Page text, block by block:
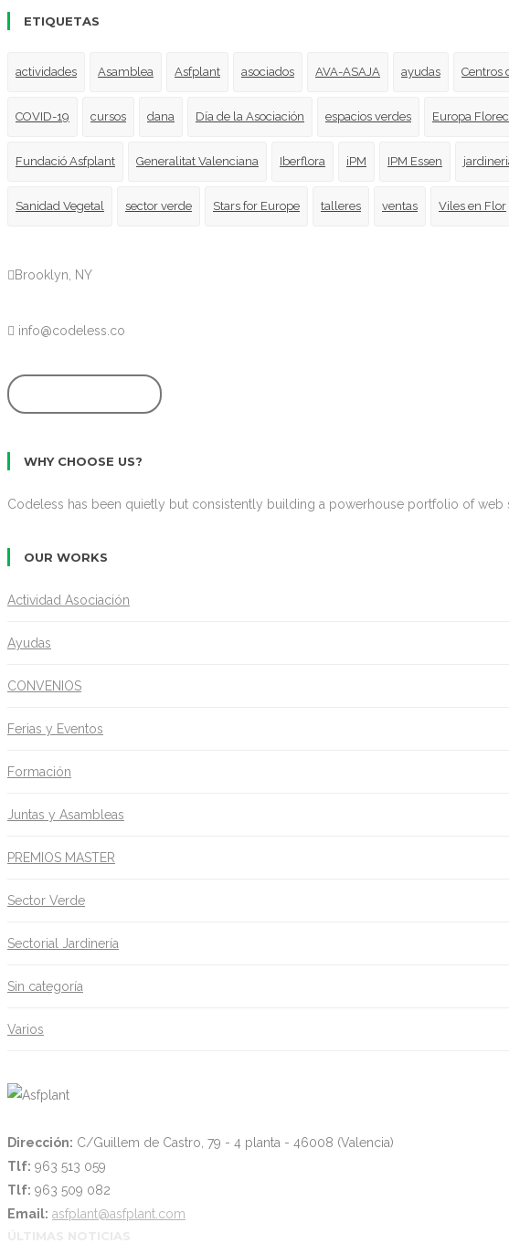
ETIQUETAS
actividades Asamblea Asfplant asociados AVA-ASAJA ayudas Centros
COVID-19 cursos dana Día de la Asociación espacios verdes Europa
Fundació Asfplant Generalitat Valenciana Iberflora iPM IPM Essen
Sanidad Vegetal sector verde Stars for Europe talleres ventas Viles en Flor
Brooklyn, NY
info@codeless.co
WHY CHOOSE US?
Codeless has been quietly but consistently building a powerhouse portfolio of web
OUR WORKS
Actividad Asociación
Ayudas
CONVENIOS
Ferias y Eventos
Formación
Juntas y Asambleas
PREMIOS MASTER
Sector Verde
Sectorial Jardinería
Sin categoría
Varios
Dirección: C/Guillem de Castro, 79 - 4 planta - 46008 (Valencia)
Tlf: 963 513 059
Tlf: 963 509 082
Email: asfplant@asfplant.com